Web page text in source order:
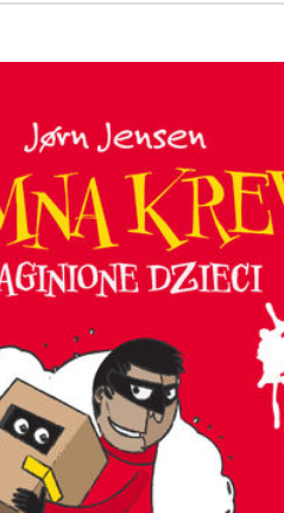
– doskonała lektura dla przyszłych